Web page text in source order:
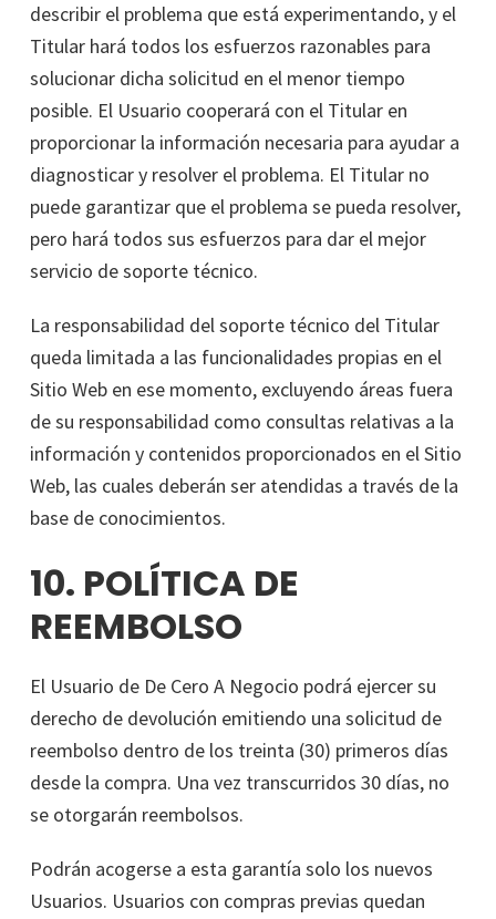
describir el problema que está experimentando, y el
Titular hará todos los esfuerzos razonables para
solucionar dicha solicitud en el menor tiempo
posible. El Usuario cooperará con el Titular en
proporcionar la información necesaria para ayudar a
diagnosticar y resolver el problema. El Titular no
puede garantizar que el problema se pueda resolver,
pero hará todos sus esfuerzos para dar el mejor
servicio de soporte técnico.
La responsabilidad del soporte técnico del Titular
queda limitada a las funcionalidades propias en el
Sitio Web en ese momento, excluyendo áreas fuera
de su responsabilidad como consultas relativas a la
información y contenidos proporcionados en el Sitio
Web, las cuales deberán ser atendidas a través de la
base de conocimientos.
10. POLÍTICA DE
REEMBOLSO
El Usuario de De Cero A Negocio podrá ejercer su
derecho de devolución emitiendo una solicitud de
reembolso dentro de los treinta (30) primeros días
desde la compra. Una vez transcurridos 30 días, no
se otorgarán reembolsos.
Podrán acogerse a esta garantía solo los nuevos
Usuarios. Usuarios con compras previas quedan